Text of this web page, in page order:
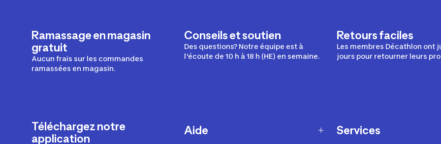
Ramassage en magasin
gratuit
Aucun frais sur les commandes
ramassées en magasin.
Conseils et soutien
Des questions? Notre équipe est à
l'écoute de 10 h à 18 h (HE) en semaine.
Retours faciles
Les membres Décathlon ont
jours pour retourner leurs
Téléchargez notre
application
Aide Services